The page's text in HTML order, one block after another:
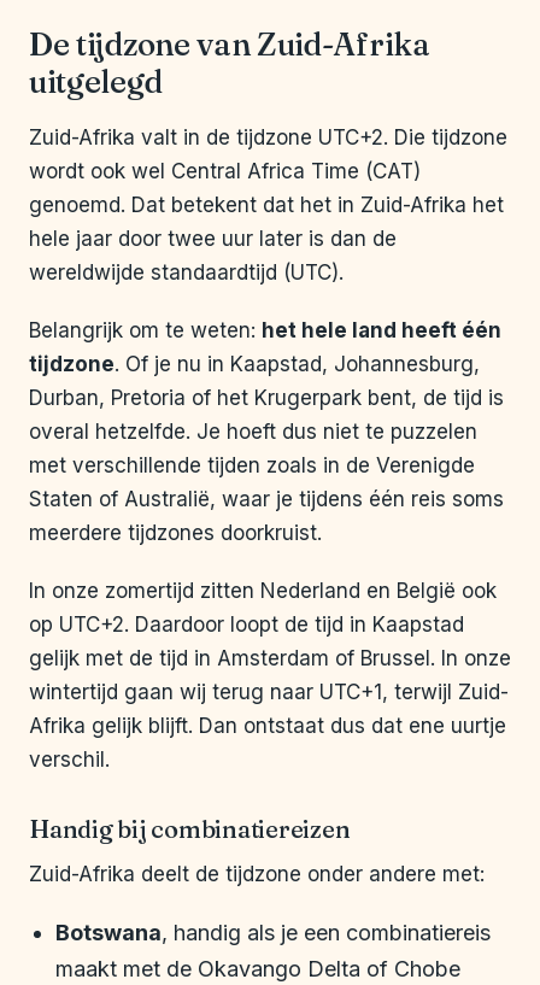
De tijdzone van Zuid-Afrika
uitgelegd
Zuid-Afrika valt in de tijdzone UTC+2. Die tijdzone
wordt ook wel Central Africa Time (CAT)
genoemd. Dat betekent dat het in Zuid-Afrika het
hele jaar door twee uur later is dan de
wereldwijde standaardtijd (UTC).
Belangrijk om te weten: het hele land heeft één
tijdzone. Of je nu in Kaapstad, Johannesburg,
Durban, Pretoria of het Krugerpark bent, de tijd is
overal hetzelfde. Je hoeft dus niet te puzzelen
met verschillende tijden zoals in de Verenigde
Staten of Australië, waar je tijdens één reis soms
meerdere tijdzones doorkruist.
In onze zomertijd zitten Nederland en België ook
op UTC+2. Daardoor loopt de tijd in Kaapstad
gelijk met de tijd in Amsterdam of Brussel. In onze
wintertijd gaan wij terug naar UTC+1, terwijl Zuid-
Afrika gelijk blijft. Dan ontstaat dus dat ene uurtje
verschil.
Handig bij combinatiereizen
Zuid-Afrika deelt de tijdzone onder andere met:
Botswana, handig als je een combinatiereis
maakt met de Okavango Delta of Chobe